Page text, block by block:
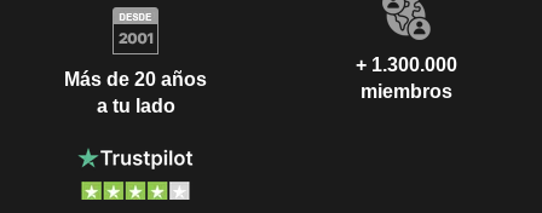
Más de 20 años
a tu lado
+ 1.300.000
miembros